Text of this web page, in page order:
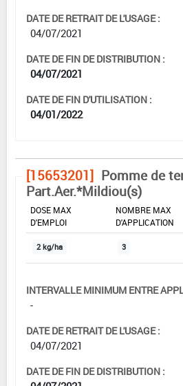
DATE DE RETRAIT DE L'USAGE :
04/07/2021
DATE DE FIN DE DISTRIBUTION :
04/07/2021
DATE DE FIN D'UTILISATION :
04/01/2022
[15653201] Pomme de
Part.Aer.*Mildiou(s)
DOSE MAX
D'EMPLOI
NOMBRE MAX
D'APPLICATION
2 kg/ha 3
INTERVALLE MINIMUM ENTRE
-
DATE DE RETRAIT DE L'USAGE :
04/07/2021
DATE DE FIN DE DISTRIBUTION :